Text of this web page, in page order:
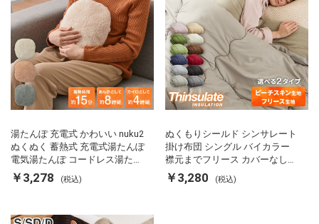
湯たんぽ 充電式 かわいい nuku2
ぬくぬく 蓄熱式 充電式湯たんぽ
電気湯たんぽ コードレス湯たん
ぽ エコ 節電 節約 省エネ 充電式
エコ電気あんか EWT-2143 スリ
￥3,278 (税込)
ぬくもりシールド シンサレート
掛け布団 シングル バイカラー
襟元までフリース カバーなしで
使える 軽い 丸洗い 断熱 保温 抗
菌防臭 洗える 防ダニ 軽量 ホコ
￥3,280 (税込)